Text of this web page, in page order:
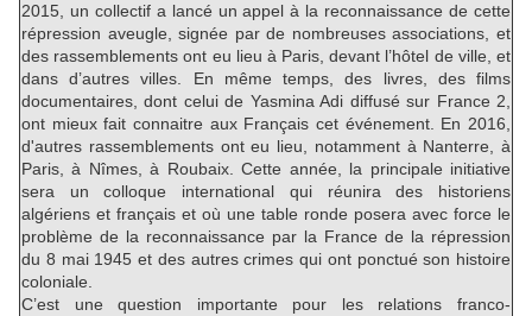
2015, un collectif a lancé un appel à la reconnaissance de cette
répression aveugle, signée par de nombreuses associations, et
des rassemblements ont eu lieu à Paris, devant l’hôtel de ville, et
dans d’autres villes. En même temps, des livres, des films
documentaires, dont celui de Yasmina Adi diffusé sur France 2,
ont mieux fait connaitre aux Français cet événement. En 2016,
d'autres rassemblements ont eu lieu, notamment à Nanterre, à
Paris, à Nîmes, à Roubaix. Cette année, la principale initiative
sera un colloque international qui réunira des historiens
algériens et français et où une table ronde posera avec force le
problème de la reconnaissance par la France de la répression
du 8 mai 1945 et des autres crimes qui ont ponctué son histoire
coloniale.
C’est une question importante pour les relations franco-